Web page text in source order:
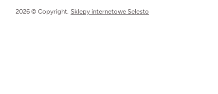
2026 © Copyright. Sklepy internetowe Selesto